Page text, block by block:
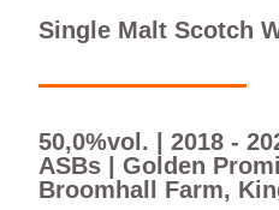
Single Malt Scotch
50,0%vol. | 2018 -
ASBs | Golden
Broomhall Farm,